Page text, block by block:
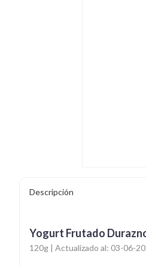
Descripción
Yogurt Frutado
120g | Actualizado al: 03-06-